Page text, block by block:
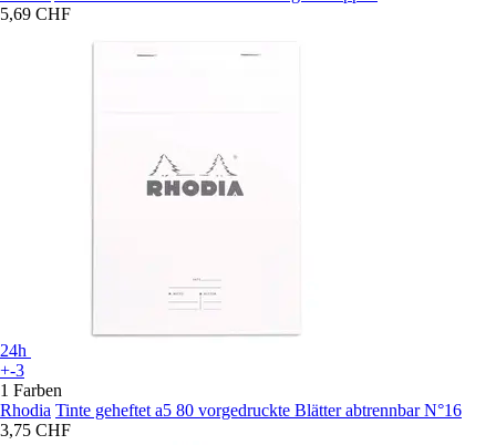
5,69 CHF
24h
+-3
1 Farben
Rhodia Tinte geheftet a5 80 vorgedruckte Blätter abtrennbar N°16
3,75 CHF